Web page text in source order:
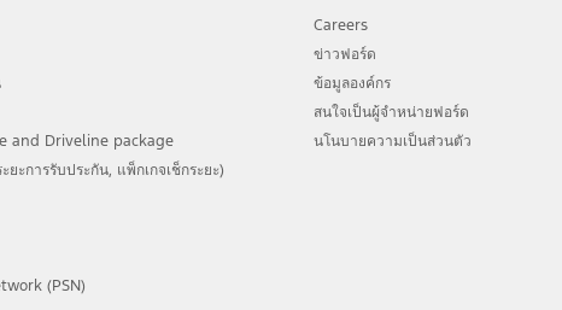
and Driveline package
ะการรับประกัน, แพ็กเกจเช็กระยะ)
(PSN)
Careers
ข่าวฟอร์ด
ข้อมูลองค์กร
สนใจเป็นผู้จำหน่ายฟอร์ด
นโนบายความเป็นส่วนตัว